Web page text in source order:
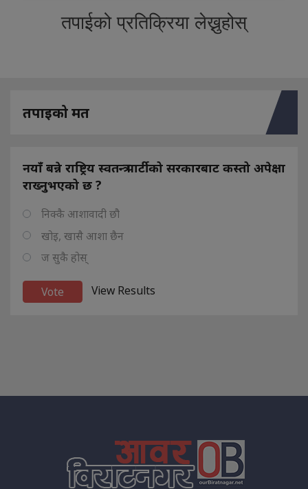
तपाईको प्रतिक्रिया लेख्नुहोस्
तपाइको मत
नयाँ बन्ने राष्ट्रिय स्वतन्त्र पार्टीको सरकारबाट कस्तो अपेक्षा
राख्नुभएको छ ?
निक्कै आशावादी छौ
खोइ, खासै आशा छैन
ज सुकै होस्
View Results